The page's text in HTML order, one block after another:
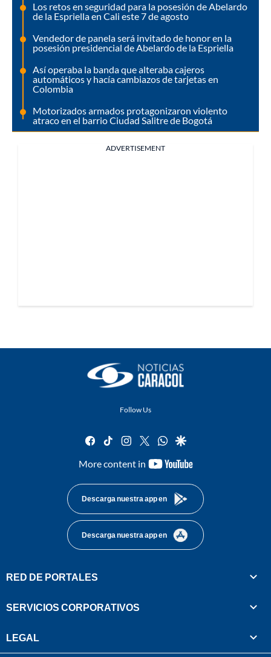
Los retos en seguridad para la posesión de Abelardo
de la Espriella en Cali este 7 de agosto
Vendedor de panela será invitado de honor en la
posesión presidencial de Abelardo de la Espriella
Así operaba la banda que alteraba cajeros
automáticos y hacía cambiazos de tarjetas en
Colombia
Motorizados armados protagonizaron violento
atraco en el barrio Ciudad Salitre de Bogotá
ADVERTISEMENT
Follow Us
facebook
tiktok instagram
twitterwhatsapp
google
More content in
youtube-
Descarga nuestra app en
Descarga nuestra app en
RED DE PORTALES
SERVICIOS CORPORATIVOS
LEGAL